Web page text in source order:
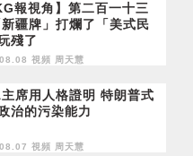
報視角】第二百一十三
疆牌」打爛了「美式民
殘了
視頻 周天慧
席用人格證明 特朗普式
治的污染能力
視頻 周天慧